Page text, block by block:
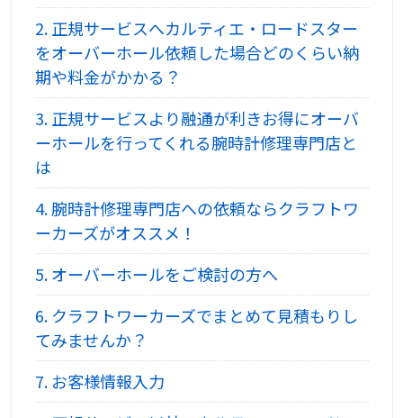
2.正規サービスへカルティエ・ロードスター
をオーバーホール依頼した場合どのくらい納
期や料金がかかる？
3.正規サービスより融通が利きお得にオーバ
ーホールを行ってくれる腕時計修理専門店と
は
4.腕時計修理専門店への依頼ならクラフトワ
ーカーズがオススメ！
5.オーバーホールをご検討の方へ
6.クラフトワーカーズでまとめて見積もりし
てみませんか？
7.お客様情報入力